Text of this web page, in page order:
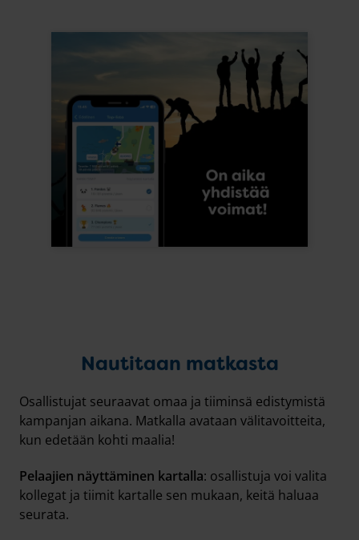
Nautitaan matkasta
Osallistujat seuraavat omaa ja tiiminsä edistymistä
kampanjan aikana. Matkalla avataan välitavoitteita,
kun edetään kohti maalia!
Pelaajien näyttäminen kartalla: osallistuja voi valita
kollegat ja tiimit kartalle sen mukaan, keitä haluaa
seurata.